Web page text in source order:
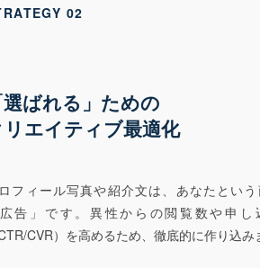
02
選ばれる」ための
リエイティブ最適化
フィール写真や紹介文は、あなたとい
広告」です。異性からの閲覧数や申し
CTR/CVR）を高めるため、徹底的に作り込み